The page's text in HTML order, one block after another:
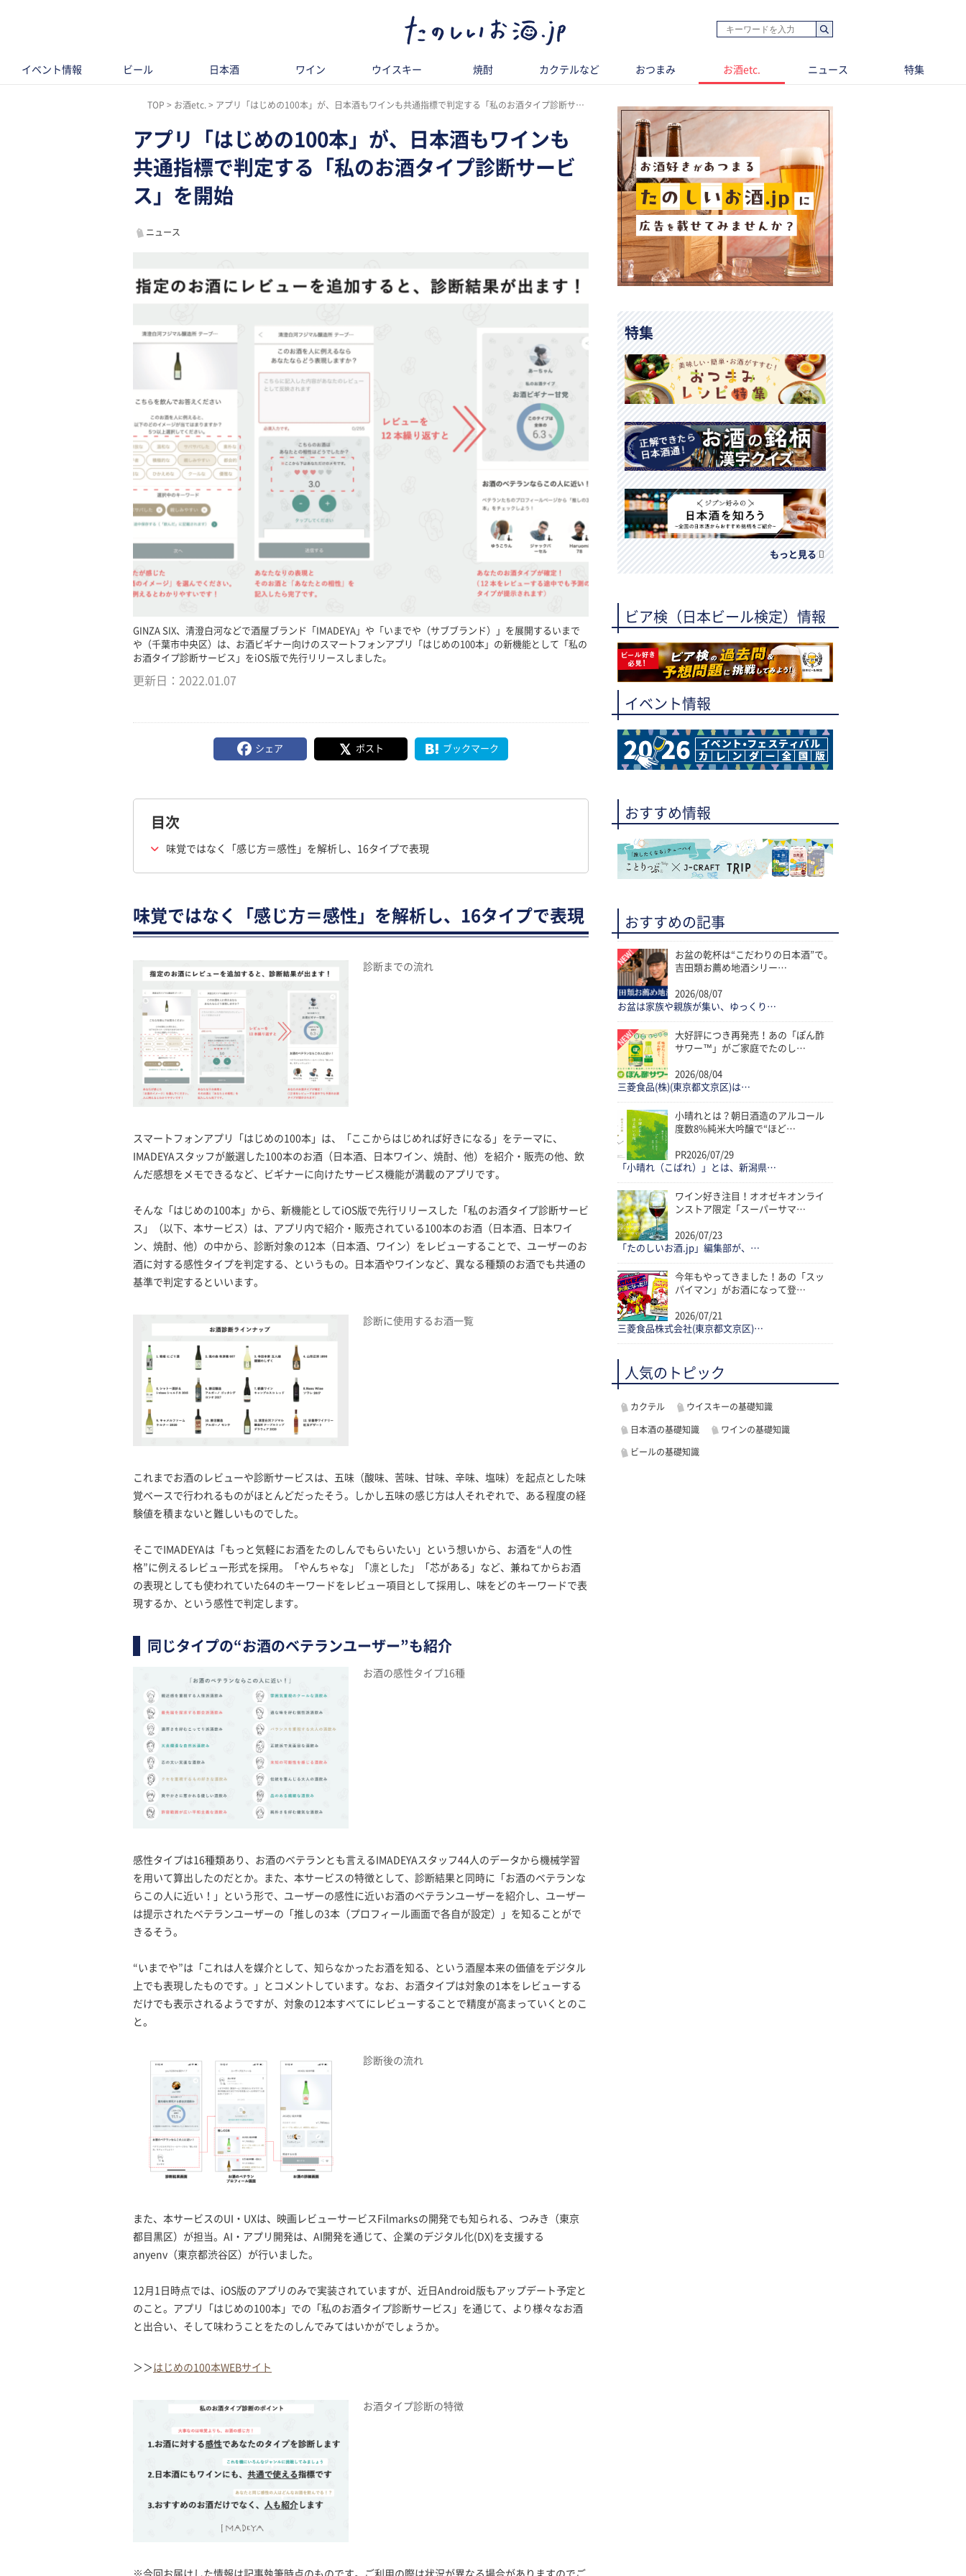
イベント情報 ビール 日本酒 ワイン ウイスキー 焼酎 カクテルなど おつまみ お酒etc. ニュース 特集
TOP お酒etc. アプリ「はじめの100本」が、日本酒もワインも共通指標で判定する「私のお酒タイプ診断サービス」を開始
アプリ「はじめの100本」が、日本酒もワインも
共通指標で判定する「私のお酒タイプ診断サービ
ス」を開始
ニュース
GINZA SIX、清澄白河などで酒屋ブランド「IMADEYA」や「いまでや（サブブランド）」を展開するいまで
や（千葉市中央区）は、お酒ビギナー向けのスマートフォンアプリ「はじめの100本」の新機能として「私の
お酒タイプ診断サービス」をiOS版で先行リリースしました。
更新日： 2022.01.07
シェア ポスト ブックマーク
目次
味覚ではなく「感じ方＝感性」を解析し、16タイプで表現
味覚ではなく「感じ方＝感性」を解析し、16タイプで表現
診断までの流れ
スマートフォンアプリ「はじめの100本」は、「ここからはじめれば好きになる」をテーマに、
IMADEYAスタッフが厳選した100本のお酒（日本酒、日本ワイン、焼酎、他）を紹介・販売の他、飲
んだ感想をメモできるなど、ビギナーに向けたサービス機能が満載のアプリです。
そんな「はじめの100本」から、新機能としてiOS版で先行リリースした「私のお酒タイプ診断サービ
ス」（以下、本サービス）は、アプリ内で紹介・販売されている100本のお酒（日本酒、日本ワイ
ン、焼酎、他）の中から、診断対象の12本（日本酒、ワイン）をレビューすることで、ユーザーのお
酒に対する感性タイプを判定する、というもの。日本酒やワインなど、異なる種類のお酒でも共通の
基準で判定するといいます。
診断に使用するお酒一覧
これまでお酒のレビューや診断サービスは、五味（酸味、苦味、甘味、辛味、塩味）を起点とした味
覚ベースで行われるものがほとんどだったそう。しかし五味の感じ方は人それぞれで、ある程度の経
験値を積まないと難しいものでした。
そこでIMADEYAは「もっと気軽にお酒をたのしんでもらいたい」という想いから、お酒を“人の性
格”に例えるレビュー形式を採用。「やんちゃな」「凛とした」「芯がある」など、兼ねてからお酒
の表現としても使われていた64のキーワードをレビュー項目として採用し、味をどのキーワードで表
現するか、という感性で判定します。
同じタイプの“お酒のベテランユーザー”も紹介
お酒の感性タイプ16種
感性タイプは16種類あり、お酒のベテランとも言えるIMADEYAスタッフ44人のデータから機械学習
を用いて算出したのだとか。また、本サービスの特徴として、診断結果と同時に「お酒のベテランな
らこの人に近い！」という形で、ユーザーの感性に近いお酒のベテランユーザーを紹介し、ユーザー
は提示されたベテランユーザーの「推しの3本（プロフィール画面で各自が設定）」を知ることがで
きるそう。
“いまでや”は「これは人を媒介として、知らなかったお酒を知る、という酒屋本来の価値をデジタル
上でも表現したものです。」とコメントしています。なお、お酒タイプは対象の1本をレビューする
だけでも表示されるようですが、対象の12本すべてにレビューすることで精度が高まっていくとのこ
と。
診断後の流れ
また、本サービスのUI・UXは、映画レビューサービスFilmarksの開発でも知られる、つみき（東京
都目黒区）が担当。AI・アプリ開発は、AI開発を通じて、企業のデジタル化(DX)を支援する
anyenv（東京都渋谷区）が行いました。
12月1日時点では、iOS版のアプリのみで実装されていますが、近日Android版もアップデート予定と
のこと。アプリ「はじめの100本」での「私のお酒タイプ診断サービス」を通じて、より様々なお酒
と出合い、そして味わうことをたのしんでみてはいかがでしょうか。
＞＞はじめの100本WEBサイト
お酒タイプ診断の特徴
※今回お届けした情報は記事執筆時点のものです。ご利用の際は状況が異なる場合がありますのでご
特集
もっと見る
ビア検（日本ビール検定）情報
イベント情報
おすすめ情報
おすすめの記事
お盆の乾杯は“こだわりの日本酒”で。
吉田類お薦め地酒シリー…
2026/08/07
お盆は家族や親族が集い、ゆっくり…
大好評につき再発売！あの「ぽん酢
サワー™」がご家庭でたのし…
2026/08/04
三菱食品(株)(東京都文京区)は…
小晴れとは？朝日酒造のアルコール
度数8%純米大吟醸で“ほど…
PR2026/07/29
「小晴れ（こばれ）」とは、新潟県…
ワイン好き注目！オオゼキオンライ
ンストア限定「スーパーサマ…
2026/07/23
「たのしいお酒.jp」編集部が、…
今年もやってきました！あの「スッ
パイマン」がお酒になって登…
2026/07/21
三菱食品株式会社(東京都文京区)…
人気のトピック
カクテル ウイスキーの基礎知識
日本酒の基礎知識 ワインの基礎知識
ビールの基礎知識